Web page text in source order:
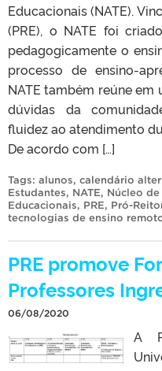
Educacionais (NATE).
(PRE), o NATE foi
pedagogicamente o
processo de ensino-
NATE também reúne em
dúvidas da
fluidez ao atendimento
De acordo com […]
Tags: alunos, calendário
Estudantes, NATE, Núcleo
Educacionais, PRE, Pró-
tecnologias de ensino
PRE promove
Professores
06/08/2020
A